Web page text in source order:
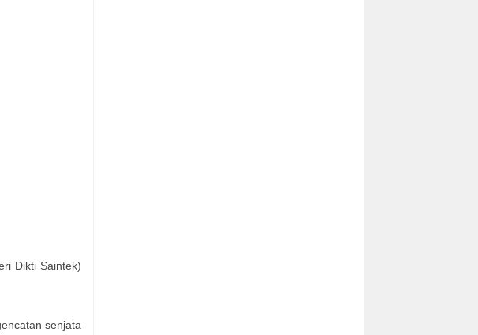
Dikti Saintek)
senjata